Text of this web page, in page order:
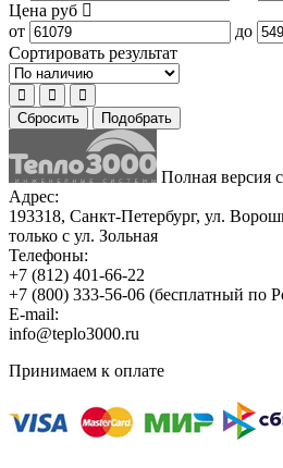
Цена руб
от
до
Сортировать результат
Сбросить Подобрать
Полная версия
Адрес:
193318, Санкт-Петербург, ул.
только с ул. Зольная
Телефоны:
+7 (812) 401-66-22
+7 (800) 333-56-06 (бесплатный по
E-mail:
info@teplo3000.ru
Принимаем к оплате